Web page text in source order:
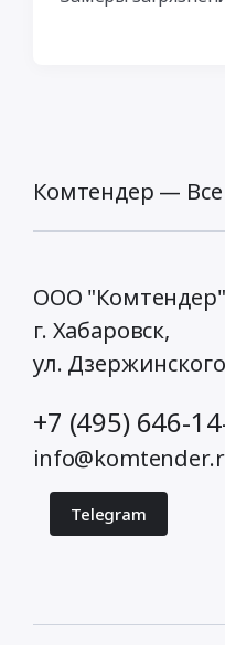
Комтендер —
ООО
г. Хабаровск,
ул.
+7 (495) 646-
Telegram